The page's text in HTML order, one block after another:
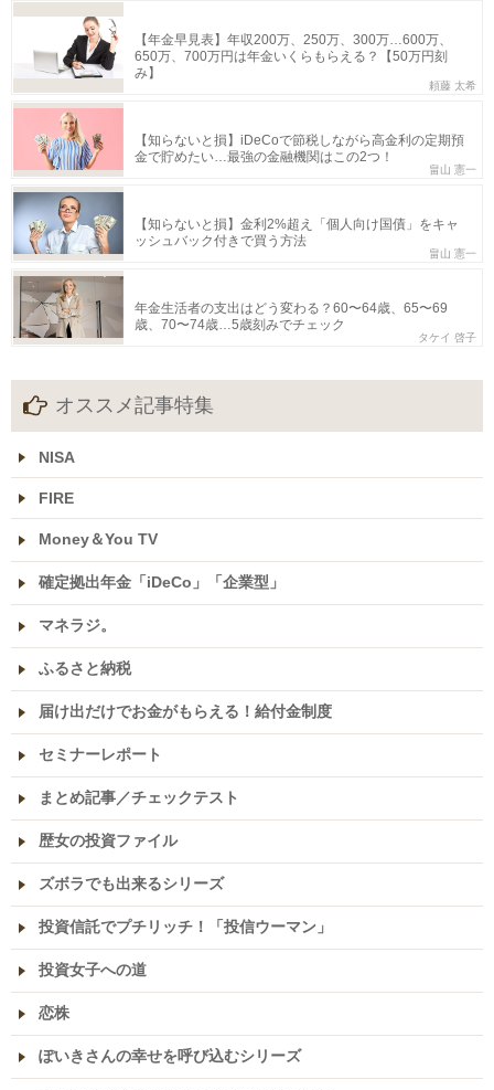
【年金早見表】年収200万、250万、300万…600万、
650万、700万円は年金いくらもらえる？【50万円刻
み】
頼藤 太希
【知らないと損】iDeCoで節税しながら高金利の定期預
金で貯めたい…最強の金融機関はこの2つ！
畠山 憲一
【知らないと損】金利2%超え「個人向け国債」をキャ
ッシュバック付きで買う方法
畠山 憲一
年金生活者の支出はどう変わる？60〜64歳、65〜69
歳、70〜74歳…5歳刻みでチェック
タケイ 啓子
オススメ記事特集
NISA
FIRE
Money＆You TV
確定拠出年金「iDeCo」「企業型」
マネラジ。
ふるさと納税
届け出だけでお金がもらえる！給付金制度
セミナーレポート
まとめ記事／チェックテスト
歴女の投資ファイル
ズボラでも出来るシリーズ
投資信託でプチリッチ！「投信ウーマン」
投資女子への道
恋株
ぽいきさんの幸せを呼び込むシリーズ